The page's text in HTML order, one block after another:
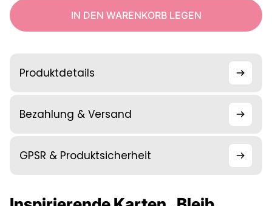
r
e
IN DEN WARENKORB LEGEN
Produktdetails
Bezahlung & Versand
GPSR & Produktsicherheit